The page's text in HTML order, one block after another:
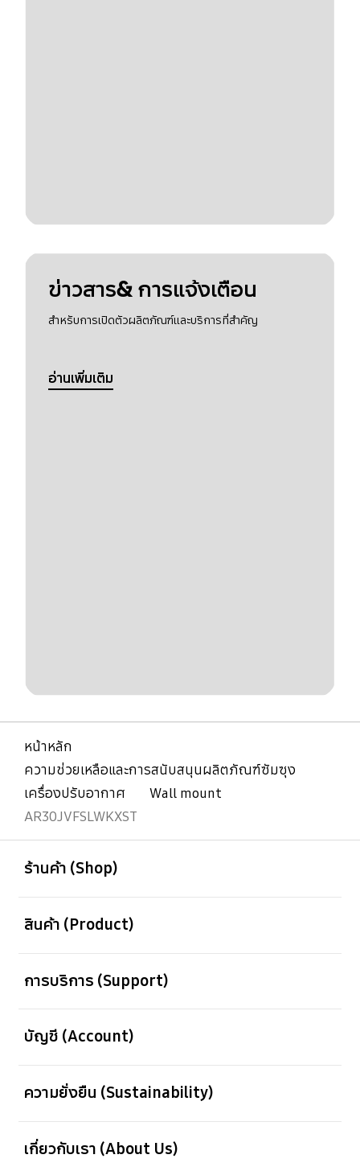
ข่าวสาร& การแจ้งเตือน
สำหรับการเปิดตัวผลิตภัณฑ์และบริการที่สำคัญ
อ่านเพิ่มเติม
หน้าหลัก
ความช่วยเหลือและการสนับสนุนผลิตภัณฑ์ซัมซุง
เครื่องปรับอากาศ
Wall mount
AR30JVFSLWKXST
ร้านค้า (Shop)
สินค้า (Product)
การบริการ (Support)
บัญชี (Account)
ความยั่งยืน (Sustainability)
เกี่ยวกับเรา (About Us)